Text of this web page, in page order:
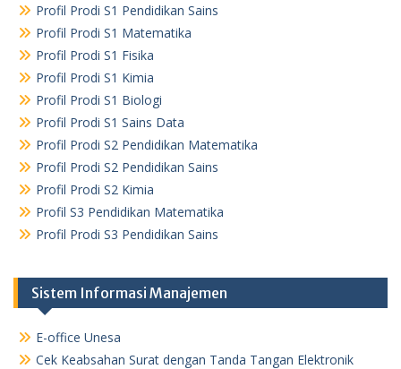
Profil Prodi S1 Pendidikan Sains
Profil Prodi S1 Matematika
Profil Prodi S1 Fisika
Profil Prodi S1 Kimia
Profil Prodi S1 Biologi
Profil Prodi S1 Sains Data
Profil Prodi S2 Pendidikan Matematika
Profil Prodi S2 Pendidikan Sains
Profil Prodi S2 Kimia
Profil S3 Pendidikan Matematika
Profil Prodi S3 Pendidikan Sains
Sistem Informasi Manajemen
E-office Unesa
Cek Keabsahan Surat dengan Tanda Tangan Elektronik